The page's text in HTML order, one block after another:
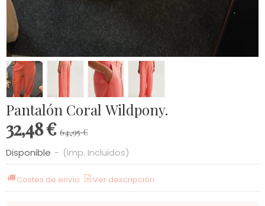
Pantalón Coral Wildpony.
32,48 € 64,95 €
Disponible - (Imp. Incluidos)
Costes de envío Ver descripción